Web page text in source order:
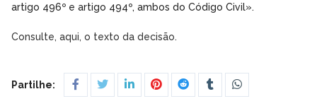
artigo 496º e artigo 494º, ambos do Código Civil».
Consulte, aqui, o texto da decisão.
Partilhe: